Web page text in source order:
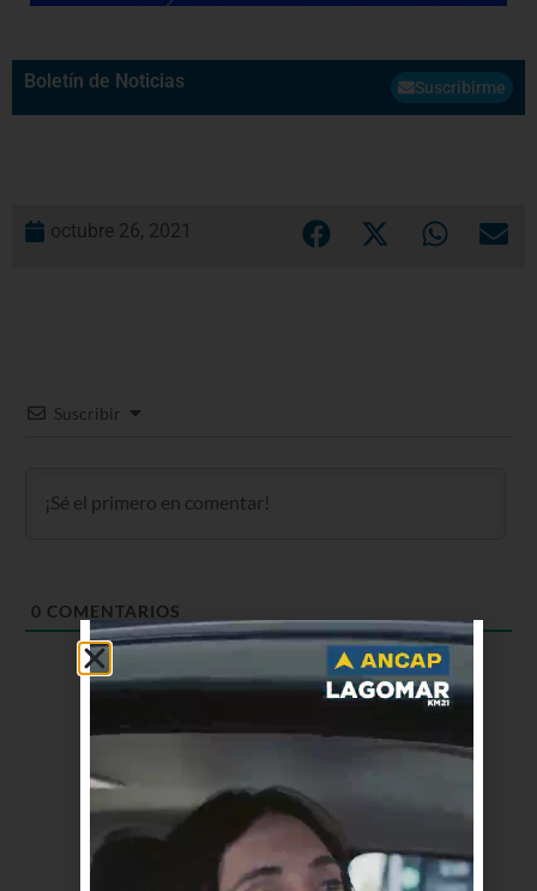
Boletín de Noticias Suscribirme
octubre 26, 2021
Suscribir
0 COMENTARIOS